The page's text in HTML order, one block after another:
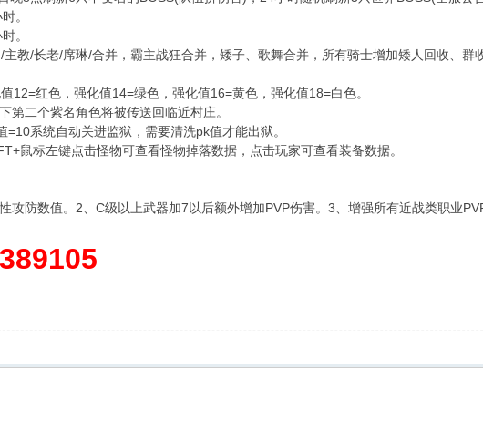
。
。
/长老/席琳/合并，霸主战狂合并，矮子、歌舞合并，所有骑士增加矮人回收、群
红色，强化值14=绿色，强化值16=黄色，强化值18=白色。
二个紫名角色将被传送回临近村庄。
系统自动关进监狱，需要清洗pk值才能出狱。
标左键点击怪物可查看怪物掉落数据，点击玩家可查看装备数据。
防数值。2、C级以上武器加7以后额外增加PVP伤害。3、增强所有近战类职业